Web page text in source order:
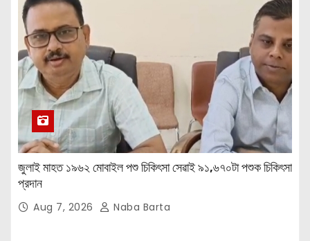
জুলাই মাহত ১৯৬২ মোবাইল পশু চিকিৎসা সেৱাই ৯১,৬৭০টা পশুক চিকিৎসা
প্রদান
Aug 7, 2026 Naba Barta